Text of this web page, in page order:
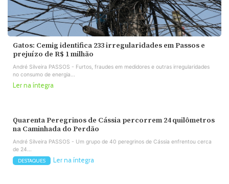
Gatos: Cemig identifica 233 irregularidades em Passos e
prejuízo de R$ 1 milhão
André Silveira PASSOS - Furtos, fraudes em medidores e outras irregularidades
no consumo de energia...
Ler na íntegra
Quarenta Peregrinos de Cássia percorrem 24 quilômetros
na Caminhada do Perdão
André Silveira PASSOS - Um grupo de 40 peregrinos de Cássia enfrentou cerca
de 24...
DESTAQUES Ler na íntegra